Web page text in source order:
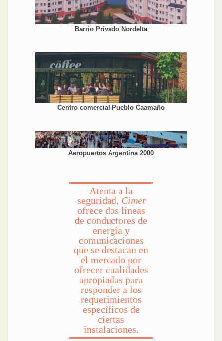
Barrio Privado Nordelta
Centro comercial Pueblo Caamaño
Aeropuertos Argentina 2000
Atenta a la
seguridad, Cimet
ofrece dos líneas
de conductores de
energía y
comunicaciones
que se destacan en
el mercado por
ofrecer cualidades
apropiadas para
responder a los
requerimientos
específicos de
ciertas
instalaciones.